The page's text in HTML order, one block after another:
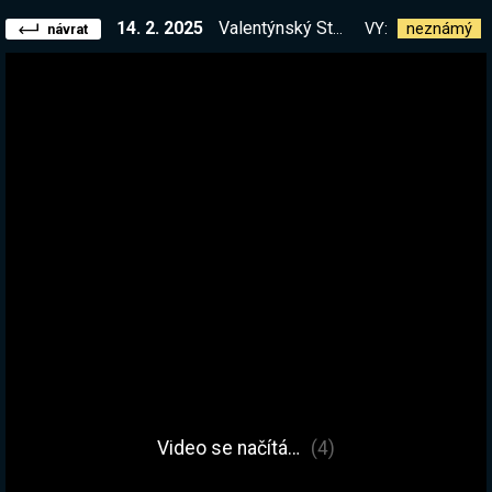
návrat 14. 2. 2025 Valentýnský SterakVaří + @aurilupa, pečeme dvouvrstvý dort ve tvaru srdce LOLTOCHCIVIDĚT | !kniha !elite VY: neznámý
Video se načítá… (4)